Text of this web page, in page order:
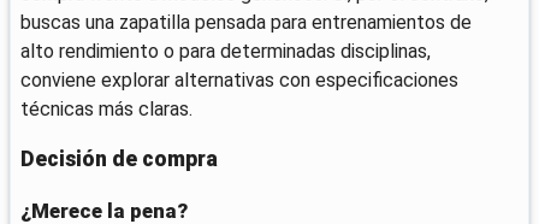
buscas una zapatilla pensada para entrenamientos de
alto rendimiento o para determinadas disciplinas,
conviene explorar alternativas con especificaciones
técnicas más claras.
Decisión de compra
¿Merece la pena?